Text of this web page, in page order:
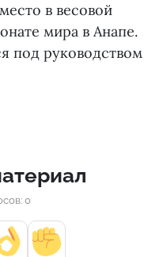
в весовой
мира в Анапе.
под руководством
0